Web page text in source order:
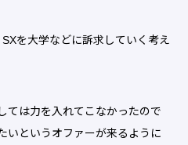
を大学などに訴求していく考え
ては力を入れてこなかったので
いというオファーが来るように